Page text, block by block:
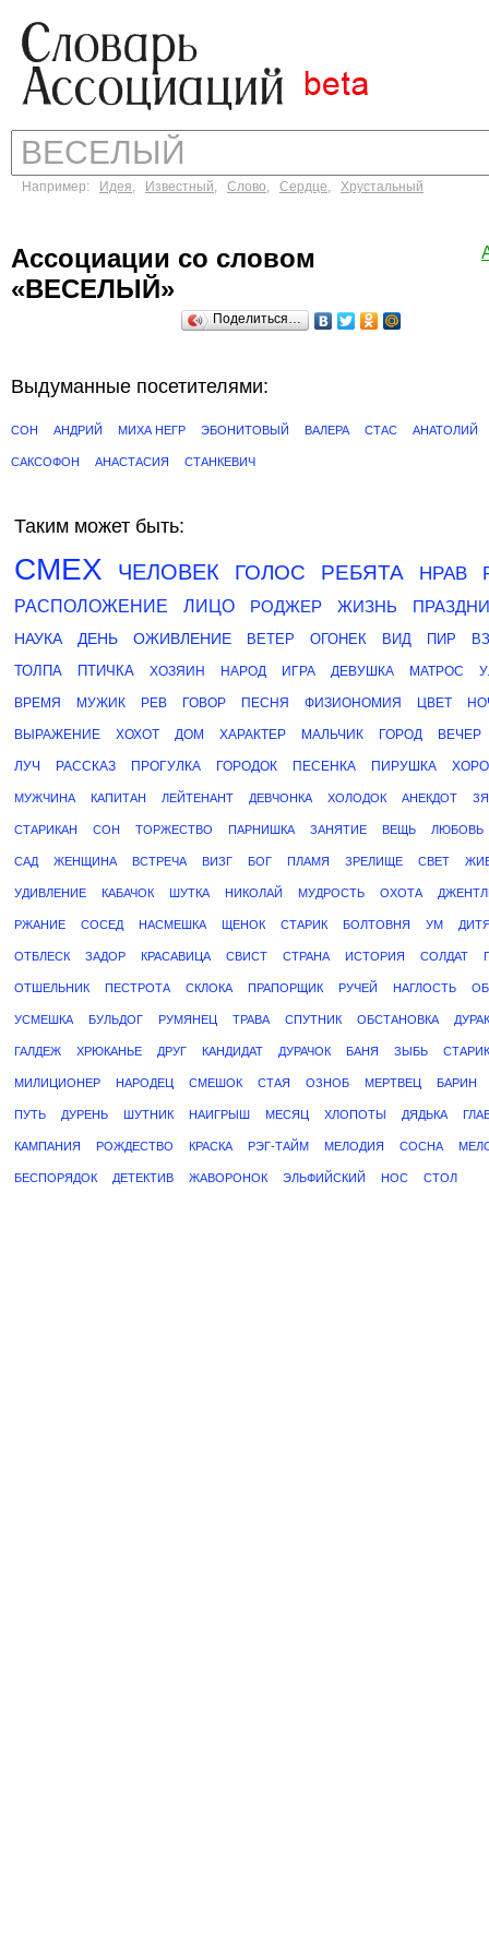
Например: Идея, Известный, Слово, Сердце, Хрустальный
Ассоциации со словом
«ВЕСЕЛЫЙ»
Поделиться…
Выдуманные посетителями:
СОН АНДРИЙ МИХА НЕГР ЭБОНИТОВЫЙ ВАЛЕРА СТАС АНАТОЛИЙ
САКСОФОН АНАСТАСИЯ СТАНКЕВИЧ
Таким может быть:
СМЕХ ЧЕЛОВЕК ГОЛОС РЕБЯТА НРАВ
РАСПОЛОЖЕНИЕ ЛИЦО РОДЖЕР ЖИЗНЬ
НАУКА ДЕНЬ ОЖИВЛЕНИЕ ВЕТЕР ОГОНЕК ВИД ПИР
ТОЛПА
ПТИЧКА ХОЗЯИН НАРОД ИГРА ДЕВУШКА МАТРОС
ВРЕМЯ МУЖИК РЕВ ГОВОР ПЕСНЯ ФИЗИОНОМИЯ ЦВЕТ
ВЫРАЖЕНИЕ ХОХОТ ДОМ ХАРАКТЕР МАЛЬЧИК ГОРОД ВЕЧЕР
ЛУЧ РАССКАЗ ПРОГУЛКА ГОРОДОК ПЕСЕНКА ПИРУШКА
МУЖЧИНА КАПИТАН ЛЕЙТЕНАНТ ДЕВЧОНКА ХОЛОДОК АНЕКДОТ
СТАРИКАН СОН ТОРЖЕСТВО ПАРНИШКА ЗАНЯТИЕ ВЕЩЬ ЛЮБОВЬ
САД ЖЕНЩИНА ВСТРЕЧА ВИЗГ БОГ ПЛАМЯ ЗРЕЛИЩЕ СВЕТ
УДИВЛЕНИЕ КАБАЧОК ШУТКА НИКОЛАЙ МУДРОСТЬ ОХОТА
РЖАНИЕ СОСЕД НАСМЕШКА ЩЕНОК СТАРИК БОЛТОВНЯ УМ
ОТБЛЕСК ЗАДОР КРАСАВИЦА СВИСТ СТРАНА ИСТОРИЯ СОЛДАТ
ОТШЕЛЬНИК ПЕСТРОТА СКЛОКА ПРАПОРЩИК РУЧЕЙ НАГЛОСТЬ
УСМЕШКА БУЛЬДОГ РУМЯНЕЦ ТРАВА СПУТНИК ОБСТАНОВКА ДУРАК
ГАЛДЕЖ ХРЮКАНЬЕ ДРУГ КАНДИДАТ ДУРАЧОК БАНЯ ЗЫБЬ
МИЛИЦИОНЕР НАРОДЕЦ СМЕШОК СТАЯ ОЗНОБ МЕРТВЕЦ БАРИН
ПУТЬ ДУРЕНЬ ШУТНИК НАИГРЫШ МЕСЯЦ ХЛОПОТЫ ДЯДЬКА
КАМПАНИЯ РОЖДЕСТВО КРАСКА РЭГ-ТАЙМ МЕЛОДИЯ СОСНА
БЕСПОРЯДОК ДЕТЕКТИВ ЖАВОРОНОК ЭЛЬФИЙСКИЙ НОС СТОЛ